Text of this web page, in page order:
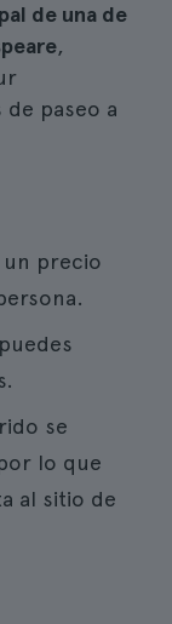
de una de
,
paseo a
un precio
se
lo que
al sitio de